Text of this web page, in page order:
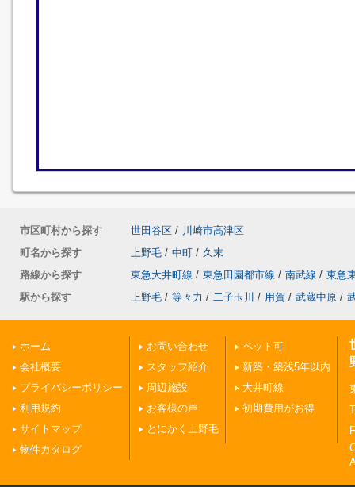
市区町村から探す 世田谷区 / 川崎市高津区
町名から探す
上野毛 / 中町 / 久末
路線から探す
東急大井町線 / 東急田園都市線 / 南武線 / 東急
駅から探す
上野毛 / 等々力 / 二子玉川 / 用賀 / 武蔵中原 /
ホーム
会社概要
プライバシーポリシー
利用規約
サイトマップ
物件カタログ
お問い合わせ
スタッフ紹介
周辺施設
お客様の声
とにかく上野毛
ペット可
新築・築浅5年以内
大井町線
初期費用がお得